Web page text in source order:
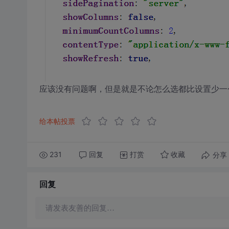
应该没有问题啊，但是就是不论怎么选都比设置少一
给本帖投票
231 回复 打赏 收藏 分享
回复
请发表友善的回复…